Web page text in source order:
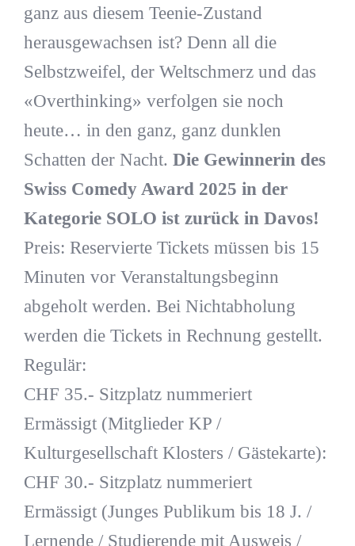
ganz aus diesem Teenie-Zustand
herausgewachsen ist? Denn all die
Selbstzweifel, der Weltschmerz und das
«Overthinking» verfolgen sie noch
heute… in den ganz, ganz dunklen
Schatten der Nacht. Die Gewinnerin des
Swiss Comedy Award 2025 in der
Kategorie SOLO ist zurück in Davos!
Preis: Reservierte Tickets müssen bis 15
Minuten vor Veranstaltungsbeginn
abgeholt werden. Bei Nichtabholung
werden die Tickets in Rechnung gestellt.
Regulär:
CHF 35.- Sitzplatz nummeriert
Ermässigt (Mitglieder KP /
Kulturgesellschaft Klosters / Gästekarte):
CHF 30.- Sitzplatz nummeriert
Ermässigt (Junges Publikum bis 18 J. /
Lernende / Studierende mit Ausweis /